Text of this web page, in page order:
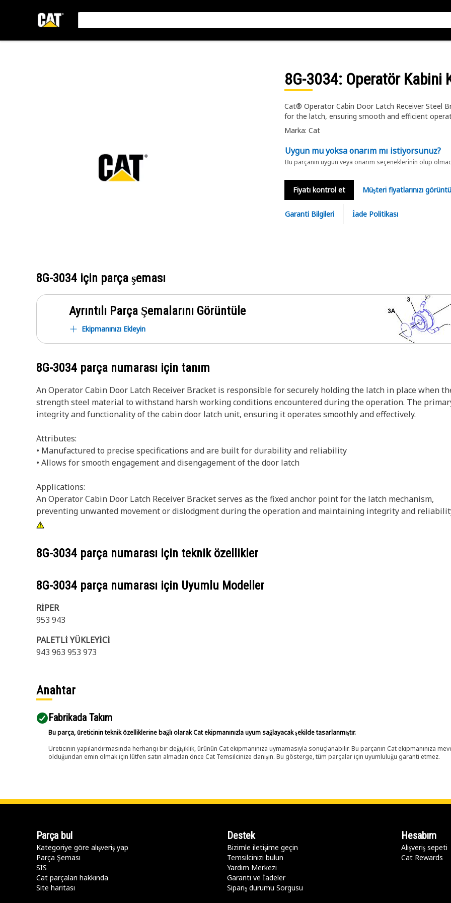
8G-3034: Operatör Kabini
Cat® Operator Cabin Door Latch Receiver Steel
for the latch, ensuring smooth and efficient
Marka: Cat
Uygun mu yoksa onarım mı istiyorsunuz?
Bu parçanın uygun veya onarım seçeneklerinin olup
Fiyatı kontrol et Müşteri fiyatlarınızı
Garanti Bilgileri İade Politikası
8G-3034 için parça şeması
Ayrıntılı Parça Şemalarını Görüntüle
Ekipmanınızı Ekleyin
8G-3034 parça numarası için tanım
An Operator Cabin Door Latch Receiver Bracket is responsible for securely holding the latch in place when
strength steel material to withstand harsh working conditions encountered during the operation. The
integrity and functionality of the cabin door latch unit, ensuring it operates smoothly and effectively.
Attributes:
• Manufactured to precise specifications and are built for durability and reliability
• Allows for smooth engagement and disengagement of the door latch
Applications:
An Operator Cabin Door Latch Receiver Bracket serves as the fixed anchor point for the latch mechanism,
preventing unwanted movement or dislodgment during the operation and maintaining integrity and
8G-3034 parça numarası için teknik özellikler
8G-3034 parça numarası için Uyumlu Modeller
RİPER
953 943
PALETLİ YÜKLEYİCİ
943 963 953 973
Anahtar
Fabrikada Takım
Bu parça, üreticinin teknik özelliklerine bağlı olarak Cat ekipmanınızla uyum sağlayacak şekilde tasarlanmıştır.
Üreticinin yapılandırmasında herhangi bir değişiklik, ürünün Cat ekipmanınıza uymamasıyla sonuçlanabilir. Bu parçanın Cat ekipmanınıza
olduğundan emin olmak için lütfen satın almadan önce Cat Temsilcinize danışın. Bu gösterge, tüm parçalar için uyumluluğu garanti etmez.
Parça bul
Kategoriye göre alışveriş yap
Parça Şeması
SIS
Cat parçaları hakkında
Site haritası
Destek
Bizimle iletişime geçin
Temsilcinizi bulun
Yardım Merkezi
Garanti ve İadeler
Sipariş durumu Sorgusu
Hesabım
Alışveriş sepeti
Cat Rewards